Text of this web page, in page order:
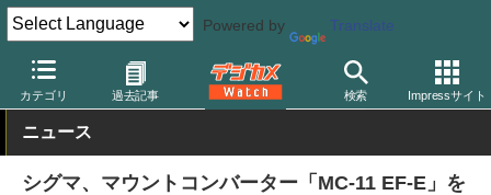
Powered by Translate
カテゴリ 過去記事 検索 Impressサイト
デジカメ Watch レンズ 交換レンズ シグマ
ニュース
シグマ、マウントコンバーター「MC-11 EF-E」を